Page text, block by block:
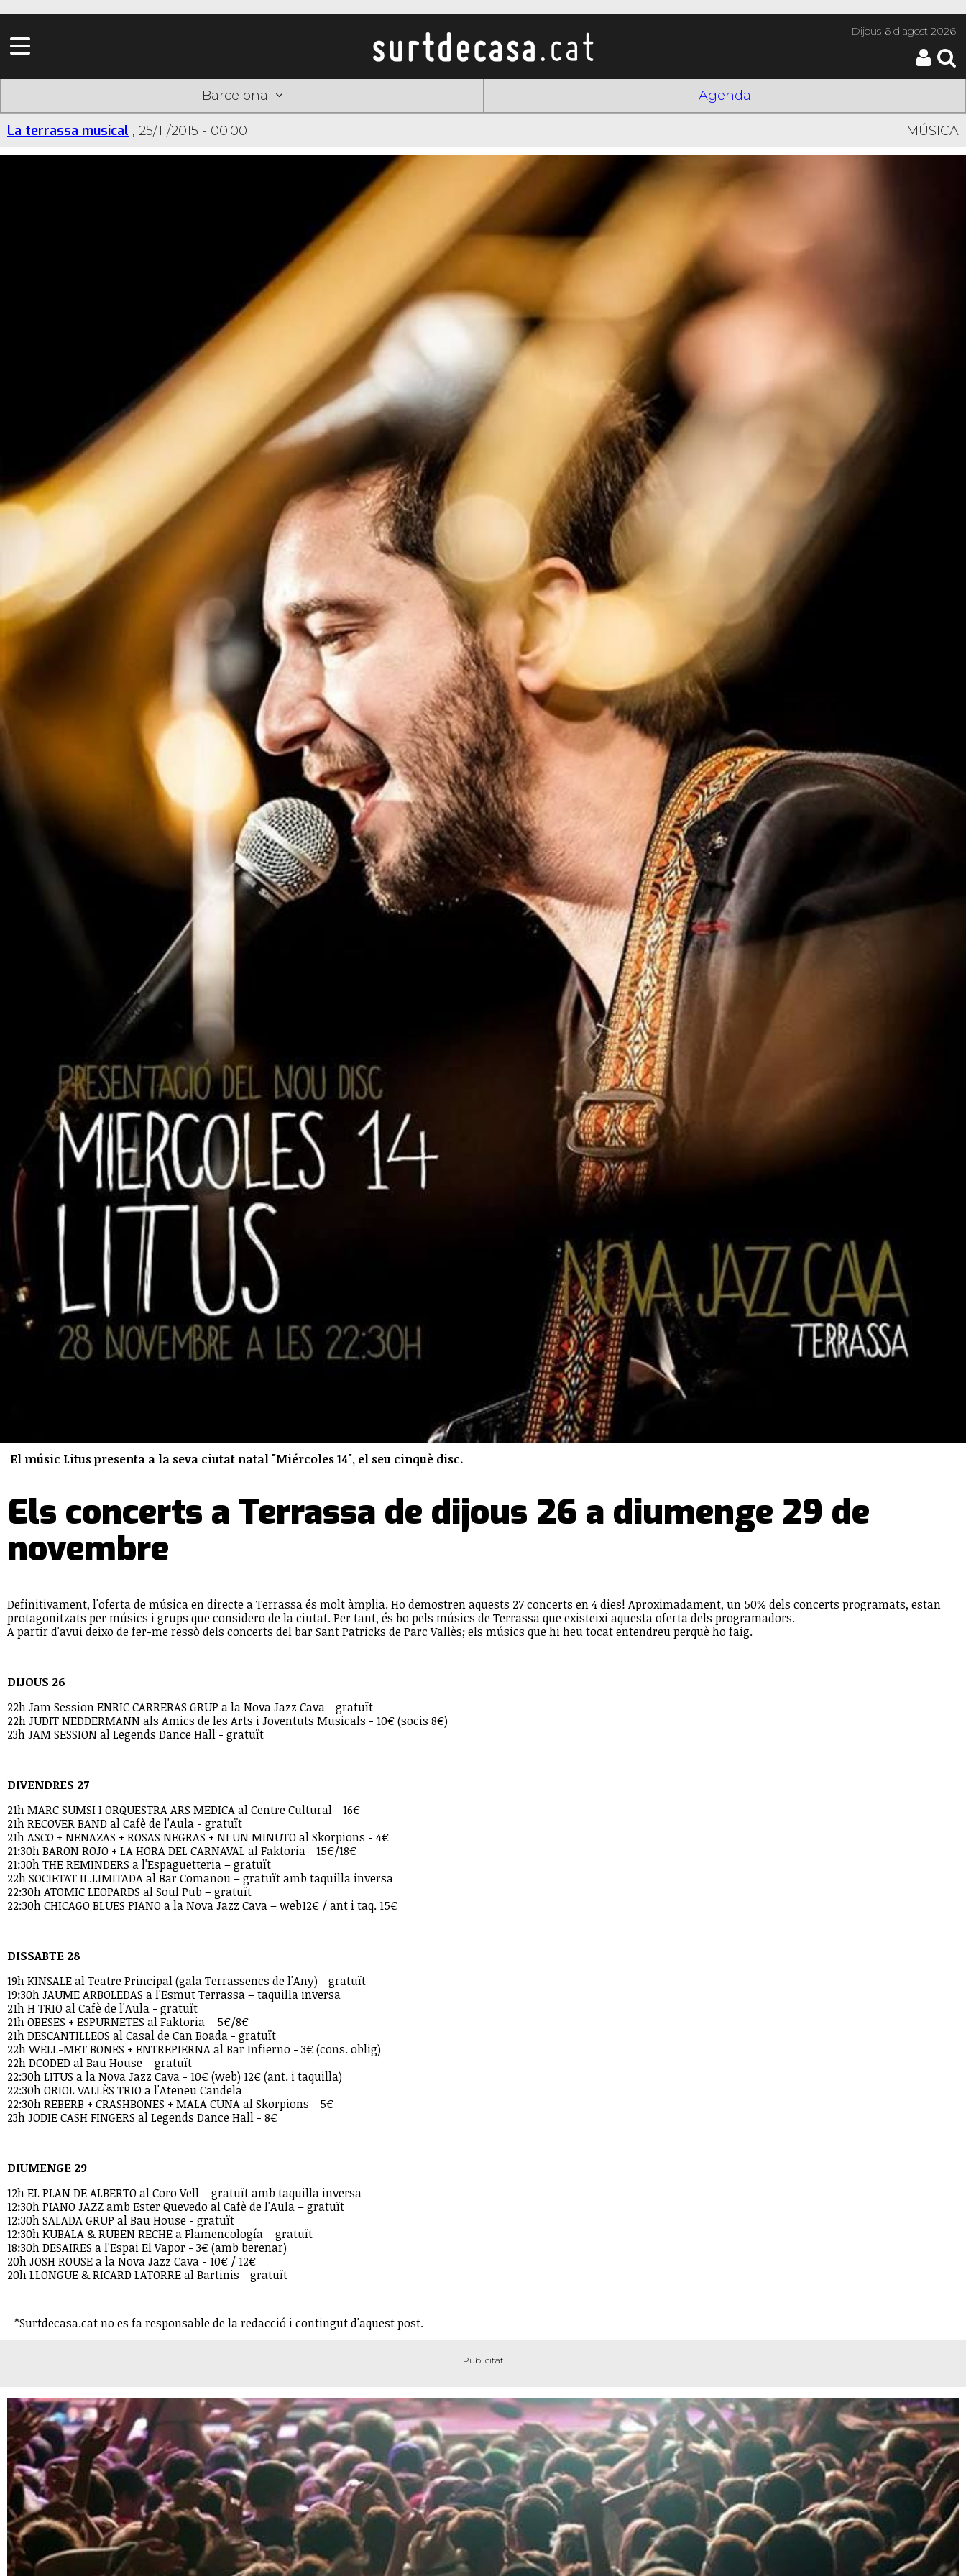
Dijous6 d’agost 2026
Barcelona Agenda
La terrassa musical , 25/11/2015 - 00:00 MÚSICA
El músic Litus presenta a la seva ciutat natal "Miércoles 14", el seu cinquè disc.
Els concerts a Terrassa de dijous 26 a diumenge 29 de
novembre
Definitivament, l'oferta de música en directe a Terrassa és molt àmplia. Ho demostren aquests 27 concerts en 4 dies! Aproximadament, un 50% dels concerts programats, estan
protagonitzats per músics i grups que considero de la ciutat. Per tant, és bo pels músics de Terrassa que existeixi aquesta oferta dels programadors.
A partir d'avui deixo de fer-me ressò dels concerts del bar Sant Patricks de Parc Vallès; els músics que hi heu tocat entendreu perquè ho faig.
DIJOUS 26
22h Jam Session ENRIC CARRERAS GRUP a la Nova Jazz Cava - gratuït
22h JUDIT NEDDERMANN als Amics de les Arts i Joventuts Musicals - 10€ (socis 8€)
23h JAM SESSION al Legends Dance Hall - gratuït
DIVENDRES 27
21h MARC SUMSI I ORQUESTRA ARS MEDICA al Centre Cultural - 16€
21h RECOVER BAND al Cafè de l'Aula - gratuït
21h ASCO + NENAZAS + ROSAS NEGRAS + NI UN MINUTO al Skorpions - 4€
21:30h BARON ROJO + LA HORA DEL CARNAVAL al Faktoria - 15€/18€
21:30h THE REMINDERS a l'Espaguetteria – gratuït
22h SOCIETAT IL.LIMITADA al Bar Comanou – gratuït amb taquilla inversa
22:30h ATOMIC LEOPARDS al Soul Pub – gratuït
22:30h CHICAGO BLUES PIANO a la Nova Jazz Cava – web12€ / ant i taq. 15€
DISSABTE 28
19h KINSALE al Teatre Principal (gala Terrassencs de l'Any) - gratuït
19:30h JAUME ARBOLEDAS a l'Esmut Terrassa – taquilla inversa
21h H TRIO al Cafè de l'Aula - gratuït
21h OBESES + ESPURNETES al Faktoria – 5€/8€
21h DESCANTILLEOS al Casal de Can Boada - gratuït
22h WELL-MET BONES + ENTREPIERNA al Bar Infierno - 3€ (cons. oblig)
22h DCODED al Bau House – gratuït
22:30h LITUS a la Nova Jazz Cava - 10€ (web) 12€ (ant. i taquilla)
22:30h ORIOL VALLÈS TRIO a l'Ateneu Candela
22:30h REBERB + CRASHBONES + MALA CUNA al Skorpions - 5€
23h JODIE CASH FINGERS al Legends Dance Hall - 8€
DIUMENGE 29
12h EL PLAN DE ALBERTO al Coro Vell – gratuït amb taquilla inversa
12:30h PIANO JAZZ amb Ester Quevedo al Cafè de l'Aula – gratuït
12:30h SALADA GRUP al Bau House - gratuït
12:30h KUBALA & RUBEN RECHE a Flamencología – gratuït
18:30h DESAIRES a l'Espai El Vapor - 3€ (amb berenar)
20h JOSH ROUSE a la Nova Jazz Cava - 10€ / 12€
20h LLONGUE & RICARD LATORRE al Bartinis - gratuït
*Surtdecasa.cat no es fa responsable de la redacció i contingut d'aquest post.